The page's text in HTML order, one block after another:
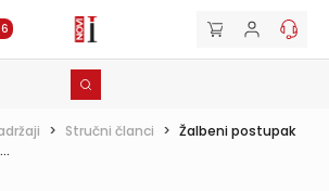
> Stručni članci > Žalbeni postupak